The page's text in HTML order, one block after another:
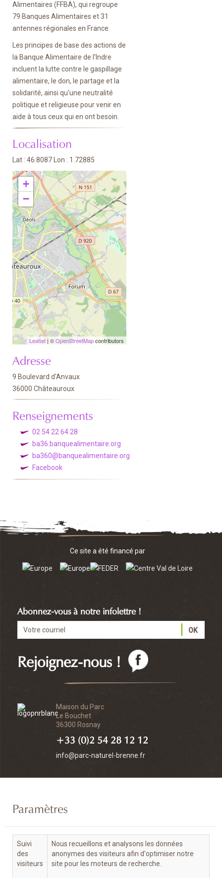
Alimentaires (FFBA), qui regroupe
79 Banques Alimentaires et 31
antennes régionales en France.
Les principes de base des actions de
la Banque Alimentaire de l'Indre
incluent la lutte contre le gaspillage
alimentaire, le don, le partage et la
solidarité, ainsi qu'une neutralité
politique et religieuse pour venir en
aide à tous ceux qui en ont besoin.
Localisation
Lat : 46.8087 Lon : 1.72885
+
−
Leaflet| ©OpenStreetMapcontributors
Adresse
9 Boulevard d'Anvaux
36000 Châteauroux
Renseignements
02 54 22 64 28
ba36.banquealimentaire.org
ba360@banquealimentaire.org
Facebook
Maison du Parc
Le Bouchet
36300 Rosnay
+33 (0)2 54 28 12 12
info@parc-naturel-brenne.fr
Rejoignez-nous !
Abonnez-vous à notre infolettre !
Ce site a été financé par
Paramètres
Suivi
des
visiteurs
Nous recueillons et analysons les données
anonymes des visiteurs afin d'optimiser notre
site pour les moteurs de recherche.